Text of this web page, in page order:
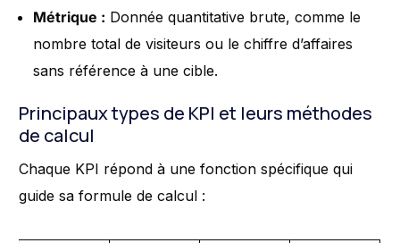
Métrique : Donnée quantitative brute, comme le
nombre total de visiteurs ou le chiffre d’affaires
sans référence à une cible.
Principaux types de KPI et leurs méthodes
de calcul
Chaque KPI répond à une fonction spécifique qui
guide sa formule de calcul :